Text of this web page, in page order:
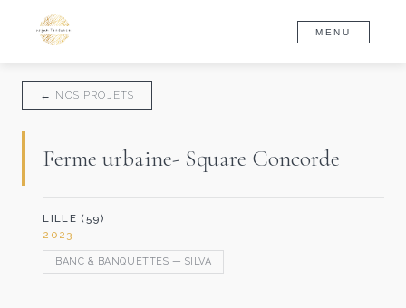
MENU
← NOS PROJETS
Ferme urbaine- Square Concorde
LILLE (59)
2023
BANC & BANQUETTES — SILVA